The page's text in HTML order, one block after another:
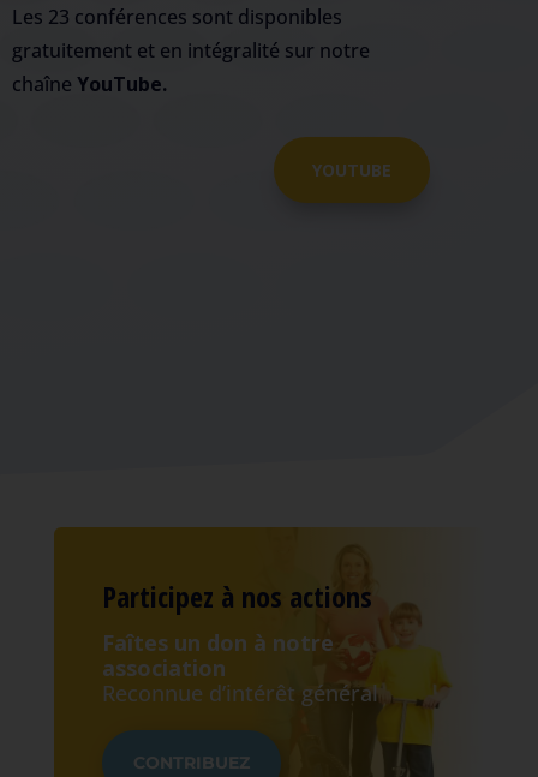
Les 23 conférences sont disponibles
gratuitement et en intégralité sur notre
chaîne YouTube.
YOUTUBE
Participez à nos actions
Faîtes un don à notre
association
Reconnue d’intérêt général
CONTRIBUEZ